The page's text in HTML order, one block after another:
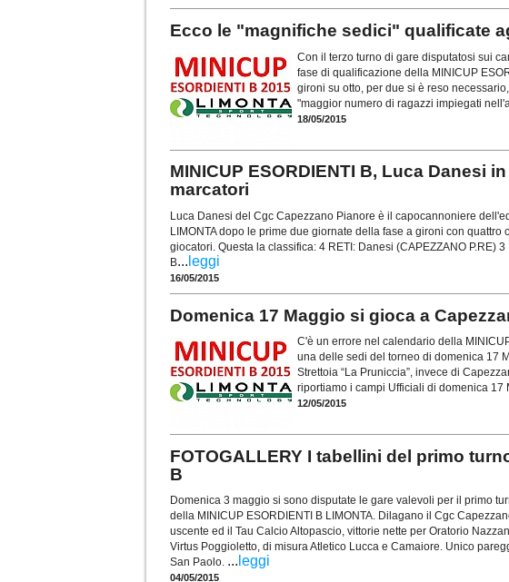
Ecco le "magnifiche sedici" qualificate
Con il terzo turno di gare disputatosi sui
fase di qualificazione della MINICUP
gironi su otto, per due si è reso
"maggior numero di ragazzi impiegati
18/05/2015
MINICUP ESORDIENTI B, Luca Danesi
marcatori
Luca Danesi del Cgc Capezzano Pianore è il capocannoniere
LIMONTA dopo le prime due giornate della fase a gironi con
giocatori. Questa la classifica: 4 RETI: Danesi (CAPEZZANO P.RE) 3
B... leggi
16/05/2015
Domenica 17 Maggio si gioca a
C'è un errore nel calendario della
una delle sedi del torneo di domenica 17
Strettoia “La Pruniccia”, invece di
riportiamo i campi Ufficiali di domenica 17
12/05/2015
FOTOGALLERY I tabellini del primo
B
Domenica 3 maggio si sono disputate le gare valevoli per il primo
della MINICUP ESORDIENTI B LIMONTA. Dilagano il Cgc
uscente ed il Tau Calcio Altopascio, vittorie nette per Oratorio
Virtus Poggioletto, di misura Atletico Lucca e Camaiore. Unico
San Paolo. ... leggi
04/05/2015